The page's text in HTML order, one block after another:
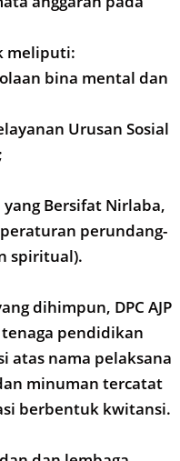
meliputi:
bina mental dan
Urusan Sosial
Bersifat Nirlaba,
perundang-
spiritual).
dihimpun, DPC AJP
pendidikan
atas nama pelaksana
minuman tercatat
berbentuk kwitansi.